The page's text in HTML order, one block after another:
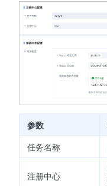
参数
任务名称
注册中心